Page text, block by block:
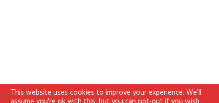
This website uses cookies to improve your experience. We'll